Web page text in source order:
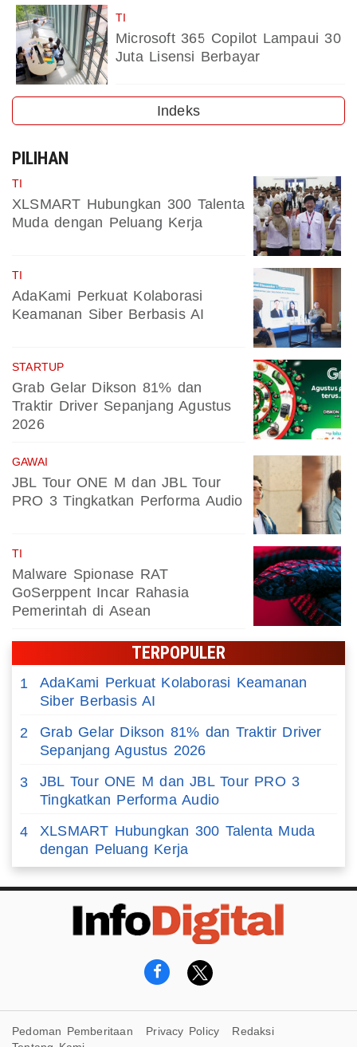
TI
Microsoft 365 Copilot Lampaui 30
Juta Lisensi Berbayar
Indeks
PILIHAN
TI
XLSMART Hubungkan 300 Talenta
Muda dengan Peluang Kerja
TI
AdaKami Perkuat Kolaborasi
Keamanan Siber Berbasis AI
STARTUP
Grab Gelar Dikson 81% dan
Traktir Driver Sepanjang Agustus
2026
GAWAI
JBL Tour ONE M dan JBL Tour
PRO 3 Tingkatkan Performa Audio
TI
Malware Spionase RAT
GoSerppent Incar Rahasia
Pemerintah di Asean
TERPOPULER
1
AdaKami Perkuat Kolaborasi Keamanan
Siber Berbasis AI
2
Grab Gelar Dikson 81% dan Traktir Driver
Sepanjang Agustus 2026
3
JBL Tour ONE M dan JBL Tour PRO 3
Tingkatkan Performa Audio
4
XLSMART Hubungkan 300 Talenta Muda
dengan Peluang Kerja
Pedoman Pemberitaan Privacy Policy
Redaksi